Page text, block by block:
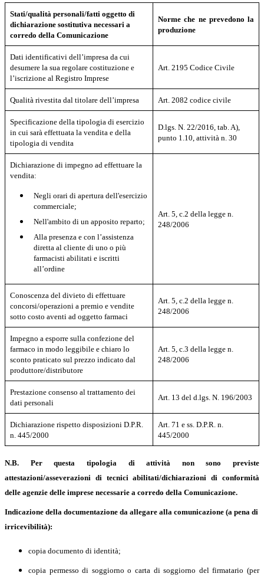
Stati/qualità personali/fatti oggetto di
dichiarazione sostitutiva necessari a
corredo della Comunicazione
Norme che ne prevedono la
produzione
Dati identificativi dell’impresa da cui
desumere la sua regolare costituzione e
l’iscrizione al Registro Imprese
Art. 2195 Codice Civile
Qualità rivestita dal titolare dell’impresa Art. 2082 codice civile
Specificazione della tipologia di esercizio
in cui sarà effettuata la vendita e della
tipologia di vendita
D.lgs. N. 22/2016, tab. A),
punto 1.10, attività n. 30
Dichiarazione di impegno ad effettuare la
vendita:
Negli orari di apertura dell'esercizio
commerciale;
Nell'ambito di un apposito reparto;
Alla presenza e con l’assistenza
diretta al cliente di uno o più
farmacisti abilitati e iscritti
all’ordine
Art. 5, c.2 della legge n.
248/2006
Conoscenza del divieto di effettuare
concorsi/operazioni a premio e vendite
sotto costo aventi ad oggetto farmaci
Art. 5, c.2 della legge n.
248/2006
Impegno aesporre sulla confezione del
farmaco in modo leggibile e chiaro lo
sconto praticato sul prezzo indicato dal
produttore/distributore
Art. 5, c.3 della legge n.
248/2006
Prestazione consenso al trattamento dei
dati personali
Art. 13 del d.lgs. N. 196/2003
Dichiarazionerispetto disposizioni D.P.R.
n. 445/2000
Art. 71 e ss. D.P.R. n.
445/2000
N.B. Per questa tipologia di attività non sono previste
attestazioni/asseverazioni di tecnici abilitati/dichiarazioni di conformità
delle agenzie delle imprese necessarie a corredo della Comunicazione.
Indicazione della documentazione da allegare alla comunicazione (a pena di
irricevibilità):
copia documento di identità;
copia permesso di soggiorno o carta di soggiorno del firmatario (per